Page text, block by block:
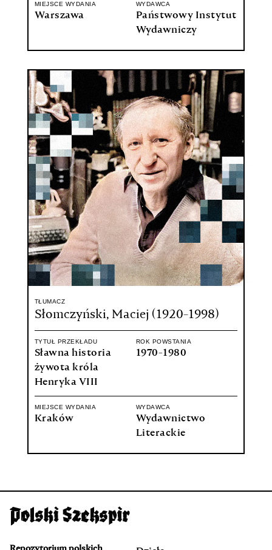
MIEJSCE WYDANIA
Warszawa
WYDAWCA
Państwowy Instytut
Wydawniczy
TŁUMACZ
Słomczyński, Maciej (1920-1998)
TYTUŁ PRZEKŁADU
Sławna historia
żywota króla
Henryka VIII
ROK POWSTANIA
1970-1980
MIEJSCE WYDANIA
Kraków
WYDAWCA
Wydawnictwo
Literackie